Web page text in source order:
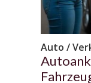
Auto /